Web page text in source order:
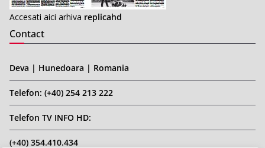
Accesati aici arhiva replicahd
Contact
Deva | Hunedoara | Romania
Telefon: (+40) 254 213 222
Telefon TV INFO HD:
(+40) 354.410.434